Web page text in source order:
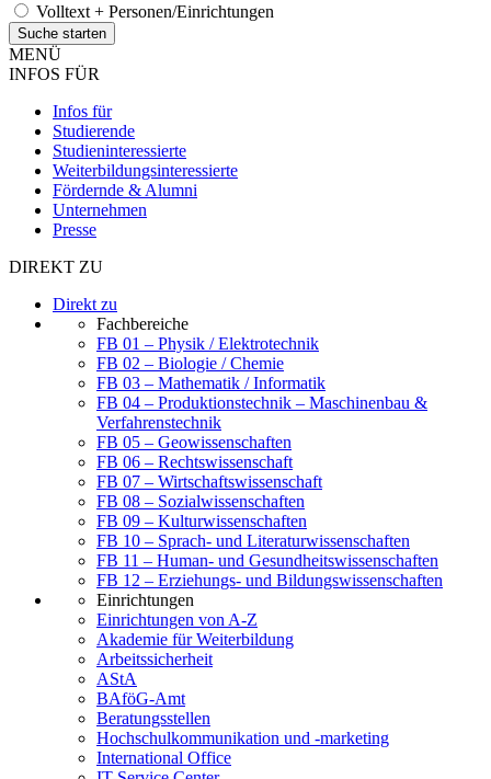
Volltext + Personen/Einrichtungen
MENÜ
INFOS FÜR
Infos für
Studierende
Studieninteressierte
Weiterbildungsinteressierte
Fördernde & Alumni
Unternehmen
Presse
DIREKT ZU
Direkt zu
Fachbereiche
FB 01 – Physik / Elektrotechnik
FB 02 – Biologie / Chemie
FB 03 – Mathematik / Informatik
FB 04 – Produktionstechnik – Maschinenbau &
Verfahrenstechnik
FB 05 – Geowissenschaften
FB 06 – Rechtswissenschaft
FB 07 – Wirtschaftswissenschaft
FB 08 – Sozialwissenschaften
FB 09 – Kulturwissenschaften
FB 10 – Sprach- und Literaturwissenschaften
FB 11 – Human- und Gesundheitswissenschaften
FB 12 – Erziehungs- und Bildungswissenschaften
Einrichtungen
Einrichtungen von A-Z
Akademie für Weiterbildung
Arbeitssicherheit
AStA
BAföG-Amt
Beratungsstellen
Hochschulkommunikation und -marketing
International Office